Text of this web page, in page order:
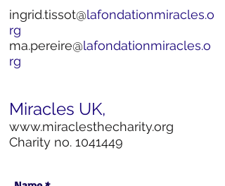
ingrid.tissot@lafondationmiracles.o
rg
ma.pereire@lafondationmiracles.o
rg
Miracles UK,
www.miraclesthecharity.org
Charity no. 1041449